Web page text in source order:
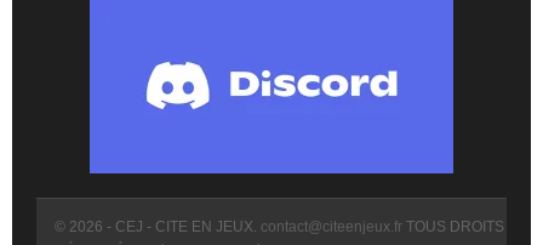
© 2026 - CEJ - CITE EN JEUX. contact@citeenjeux.fr TOUS DROITS